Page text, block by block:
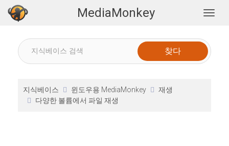
MediaMonkey
지식베이스 윈도우용 MediaMonkey
재생
다양한 볼륨에서 파일 재생